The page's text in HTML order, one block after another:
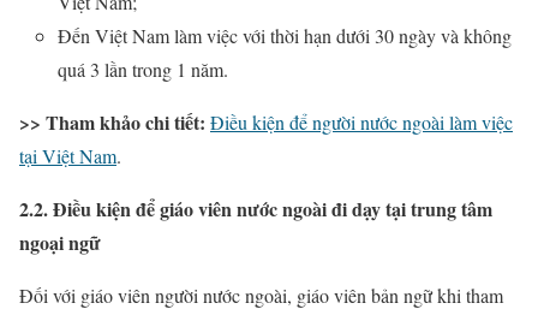
Đến Việt Nam làm việc với thời hạn dưới 30 ngày và không
quá 3 lần trong 1 năm.
>> Tham khảo chi tiết: Điều kiện để người nước ngoài làm việc
tại Việt Nam.
2.2. Điều kiện để giáo viên nước ngoài đi dạy tại trung tâm
ngoại ngữ
Đối với giáo viên người nước ngoài, giáo viên bản ngữ khi tham